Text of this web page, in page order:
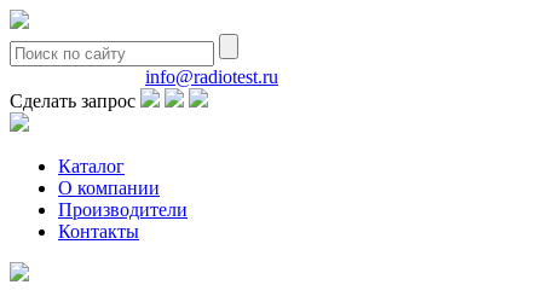
info@radiotest.ru
Сделать запрос
Каталог
О компании
Производители
Контакты